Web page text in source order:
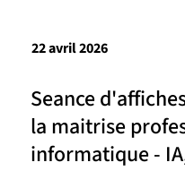
Seance
la maitrise
informatique -
22 avril 2026